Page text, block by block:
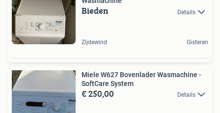
Bieden Details
Zijdewind Gisteren
Miele W627 Bovenlader Wasmachine -
SoftCare System
€ 250,00 Details